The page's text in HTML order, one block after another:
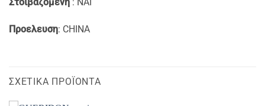
Προελευση: CHINA
ΣΧΕΤΙΚΆ ΠΡΟΪΌΝΤΑ